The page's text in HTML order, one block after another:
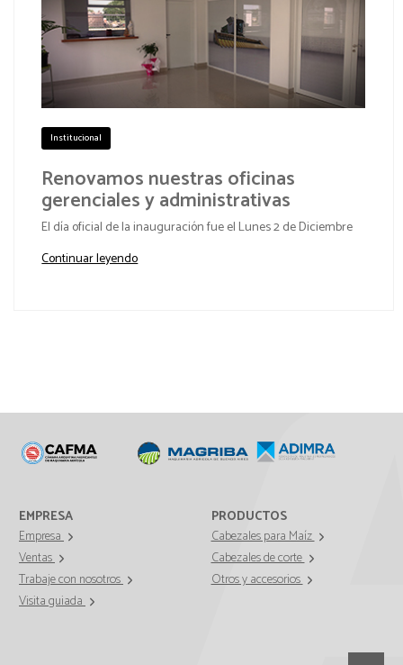
Institucional
Renovamos nuestras oficinas
gerenciales y administrativas
El día oficial de la inauguración fue el Lunes 2 de Diciembre
Continuar leyendo
EMPRESA
Empresa
Ventas
Trabaje con nosotros
Visita guiada
PRODUCTOS
Cabezales para Maíz
Cabezales de corte
Otros y accesorios